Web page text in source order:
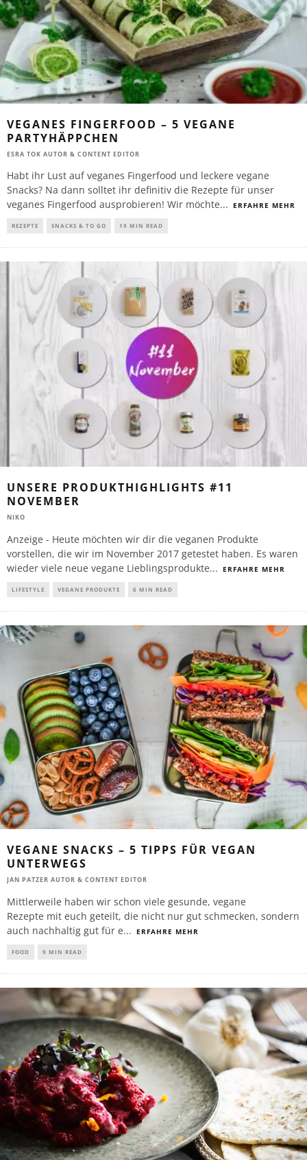
VEGANES FINGERFOOD – 5 VEGANE
PARTYHÄPPCHEN
ESRA TOK AUTOR & CONTENT EDITOR
Habt ihr Lust auf veganes Fingerfood und leckere vegane
Snacks? Na dann solltet ihr definitiv die Rezepte für unser
veganes Fingerfood ausprobieren! Wir möchte... ERFAHRE MEHR
REZEPTE SNACKS & TO GO 19 MIN READ
UNSERE PRODUKTHIGHLIGHTS #11
NOVEMBER
NIKO
Anzeige - Heute möchten wir dir die veganen Produkte
vorstellen, die wir im November 2017 getestet haben. Es waren
wieder viele neue vegane Lieblingsprodukte... ERFAHRE MEHR
LIFESTYLE VEGANE PRODUKTE 6 MIN READ
VEGANE SNACKS – 5 TIPPS FÜR VEGAN
UNTERWEGS
JAN PATZER AUTOR & CONTENT EDITOR
Mittlerweile haben wir schon viele gesunde, vegane
Rezepte mit euch geteilt, die nicht nur gut schmecken, sondern
auch nachhaltig gut für e... ERFAHRE MEHR
FOOD 9 MIN READ